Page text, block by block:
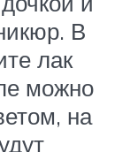
В
лак
можно
на